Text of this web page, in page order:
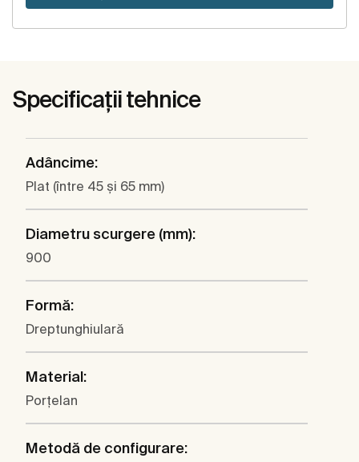
Specificații tehnice
Adâncime:
Plat (între 45 şi 65 mm)
Diametru scurgere (mm):
900
Formă:
Dreptunghiulară
Material:
Porţelan
Metodă de configurare: